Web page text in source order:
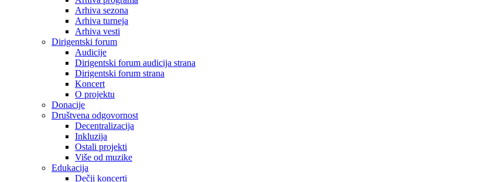
Arhiva sezona
Arhiva turneja
Arhiva vesti
Dirigentski forum
Audicije
Dirigentski forum audicija strana
Dirigentski forum strana
Koncert
O projektu
Donacije
Društvena odgovornost
Decentralizacija
Inkluzija
Ostali projekti
Više od muzike
Edukacija
Dečji koncerti